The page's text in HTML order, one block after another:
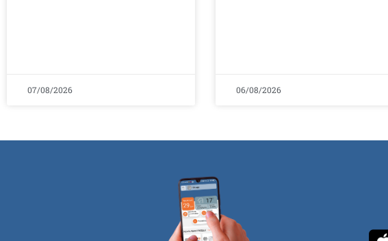
07/08/2026 06/08/2026